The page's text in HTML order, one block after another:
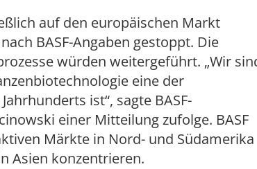
auf den europäischen Markt
BASF-Angaben gestoppt. Die
würden weitergeführt. „Wir
eine der
ist“, sagte BASF-
einer Mitteilung zufolge. BASF
Märkte in Nord- und Südamerika
Asien konzentrieren.